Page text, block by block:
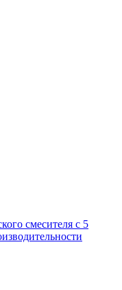
смесителя с 5